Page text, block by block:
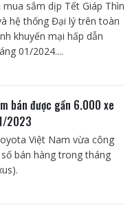
sắm dịp Tết Giáp Thìn
hệ thống Đại lý trên toàn
khuyến mại hấp dẫn
01/2024....
bán được gần 6.000 xe
2023
Việt Nam vừa công
bán hàng trong tháng